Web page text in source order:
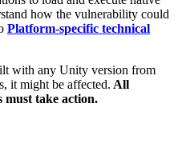
командами
how the vulnerability could
Platform-specific technical
with any Unity version from
it might be affected. All
must take action.